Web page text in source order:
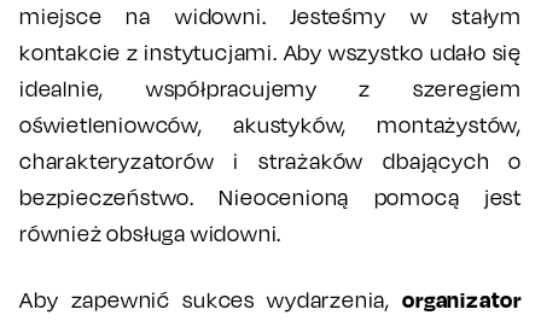
miejsce na widowni. Jesteśmy w stałym
kontakcie z instytucjami. Aby wszystko udało się
idealnie, współpracujemy z szeregiem
oświetleniowców, akustyków, montażystów,
charakteryzatorów i strażaków dbających o
bezpieczeństwo. Nieocenioną pomocą jest
również obsługa widowni.
Aby zapewnić sukces wydarzenia,organizator